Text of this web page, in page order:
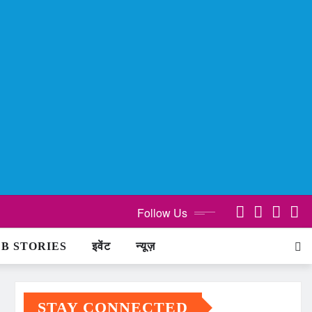
Follow Us
STORIES इवेंट न्यूज़
STAY CONNECTED